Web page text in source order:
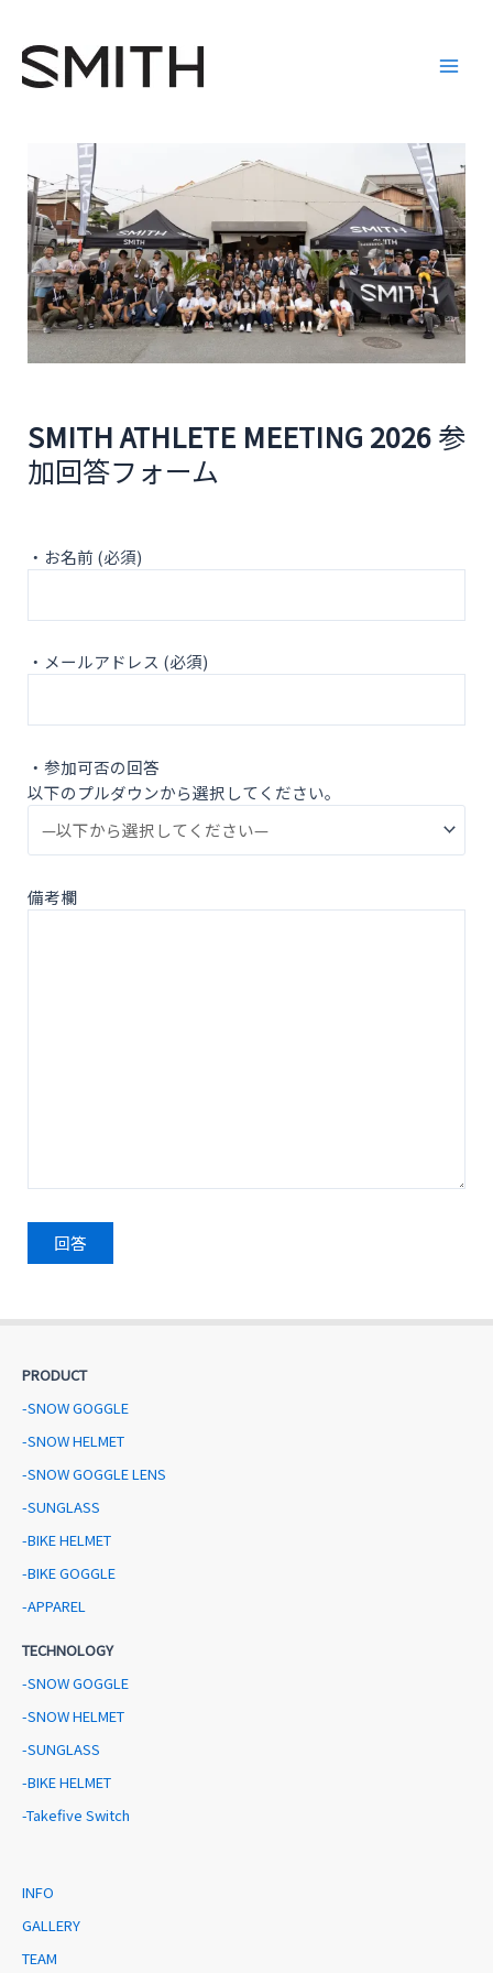
SMITH ATHLETE MEETING 2026参
加回答フォーム
・お名前 (必須)
・メールアドレス (必須)
・参加可否の回答
以下のプルダウンから選択してください。
備考欄
PRODUCT
-SNOW GOGGLE
-SNOW HELMET
-SNOW GOGGLE LENS
-SUNGLASS
-BIKE HELMET
-BIKE GOGGLE
-APPAREL
TECHNOLOGY
-SNOW GOGGLE
-SNOW HELMET
-SUNGLASS
-BIKE HELMET
-Takefive Switch
INFO
GALLERY
TEAM